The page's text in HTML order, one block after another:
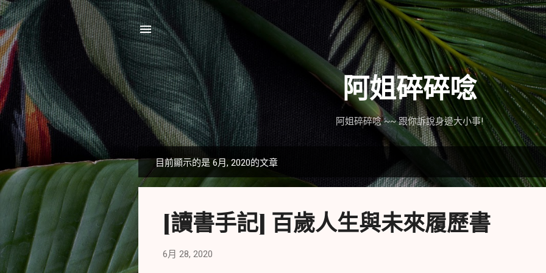
跳到主要內容
阿姐碎碎唸
阿姐碎碎唸 ~~ 跟你訴說身邊大小事!
表
目前顯示的是 6月, 2020的文章
[讀書手記] 百歲人生與未來履歷書
6月 28, 2020